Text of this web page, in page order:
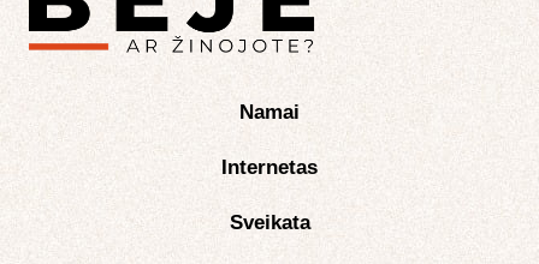
Namai
Internetas
Sveikata